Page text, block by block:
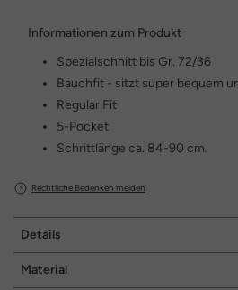
Informationen zum Produkt
Spezialschnitt bis Gr. 72/36
Bauchfit - sitzt super bequem
Regular Fit
5-Pocket
Schrittlänge ca. 84-90 cm.
Rechtliche Bedenken melden
Details
Material